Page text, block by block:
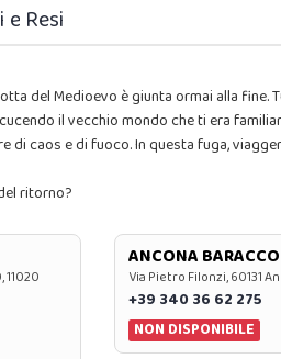
Resi
del Medioevo è giunta ormai alla fine.
il vecchio mondo che ti era
di caos e di fuoco. In questa fuga,
ritorno?
11020
ANCONA
Via Pietro Filonzi, 60131
+39 340 36 62 275
NON DISPONIBILE